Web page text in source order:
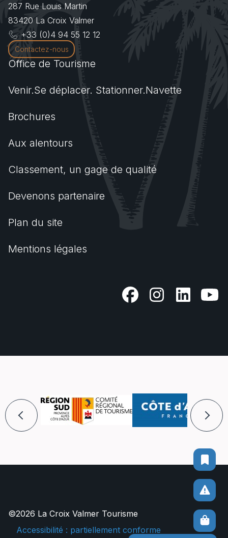
287 Rue Louis Martin
83420 La Croix Valmer
+33 (0)4 94 55 12 12
Contactez-nous
Office de Tourisme
Venir.Se déplacer. Stationner.Navette
Brochures
Aux alentours
Classement, un gage de qualité
Devenons partenaire
Plan du site
Mentions légales
©2026 La Croix Valmer Tourisme
Accessibilité : partiellement conforme